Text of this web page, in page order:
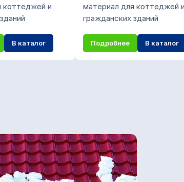
коттеджей и
В каталог
материал для коттеджей
гражданских зданий
Подробнее В каталог